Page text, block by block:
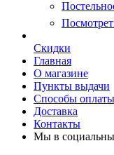
Скидки
Главная
О магазине
Пункты выдачи
Способы оплаты
Доставка
Контакты
Мы в